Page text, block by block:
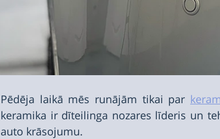
Pēdēja laikā mēs runājām tikai par
keramika ir dīteilinga nozares līderis un
auto krāsojumu.